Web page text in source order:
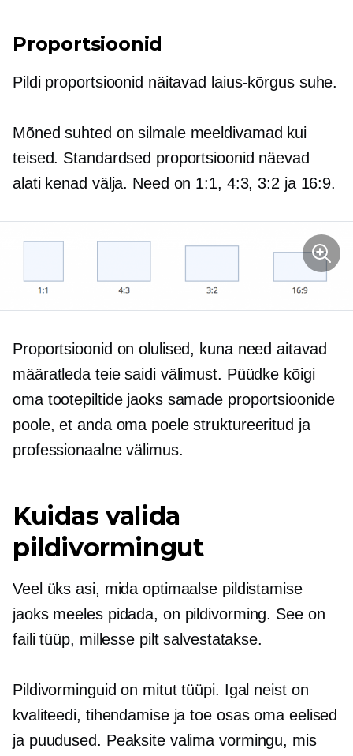
Proportsioonid
Pildi proportsioonid näitavad laius-kõrgussuhe.
Mõned suhted on silmale meeldivamad kui
teised. Standardsed proportsioonid näevad
alati kenad välja. Need on 1:1, 4:3, 3:2 ja 16:9.
Proportsioonid on olulised, kuna need aitavad
määratleda teie saidi välimust. Püüdke kõigi
oma tootepiltide jaoks samade proportsioonide
poole, et anda oma poele struktureeritud ja
professionaalne välimus.
Kuidas valida
pildivormingut
Veel üks asi, mida optimaalse pildistamise
jaoks meeles pidada, on pildivorming. See on
faili tüüp, millesse pilt salvestatakse.
Pildivorminguid on mitut tüüpi. Igal neist on
kvaliteedi, tihendamise ja toe osas oma eelised
ja puudused. Peaksite valima vormingu, mis